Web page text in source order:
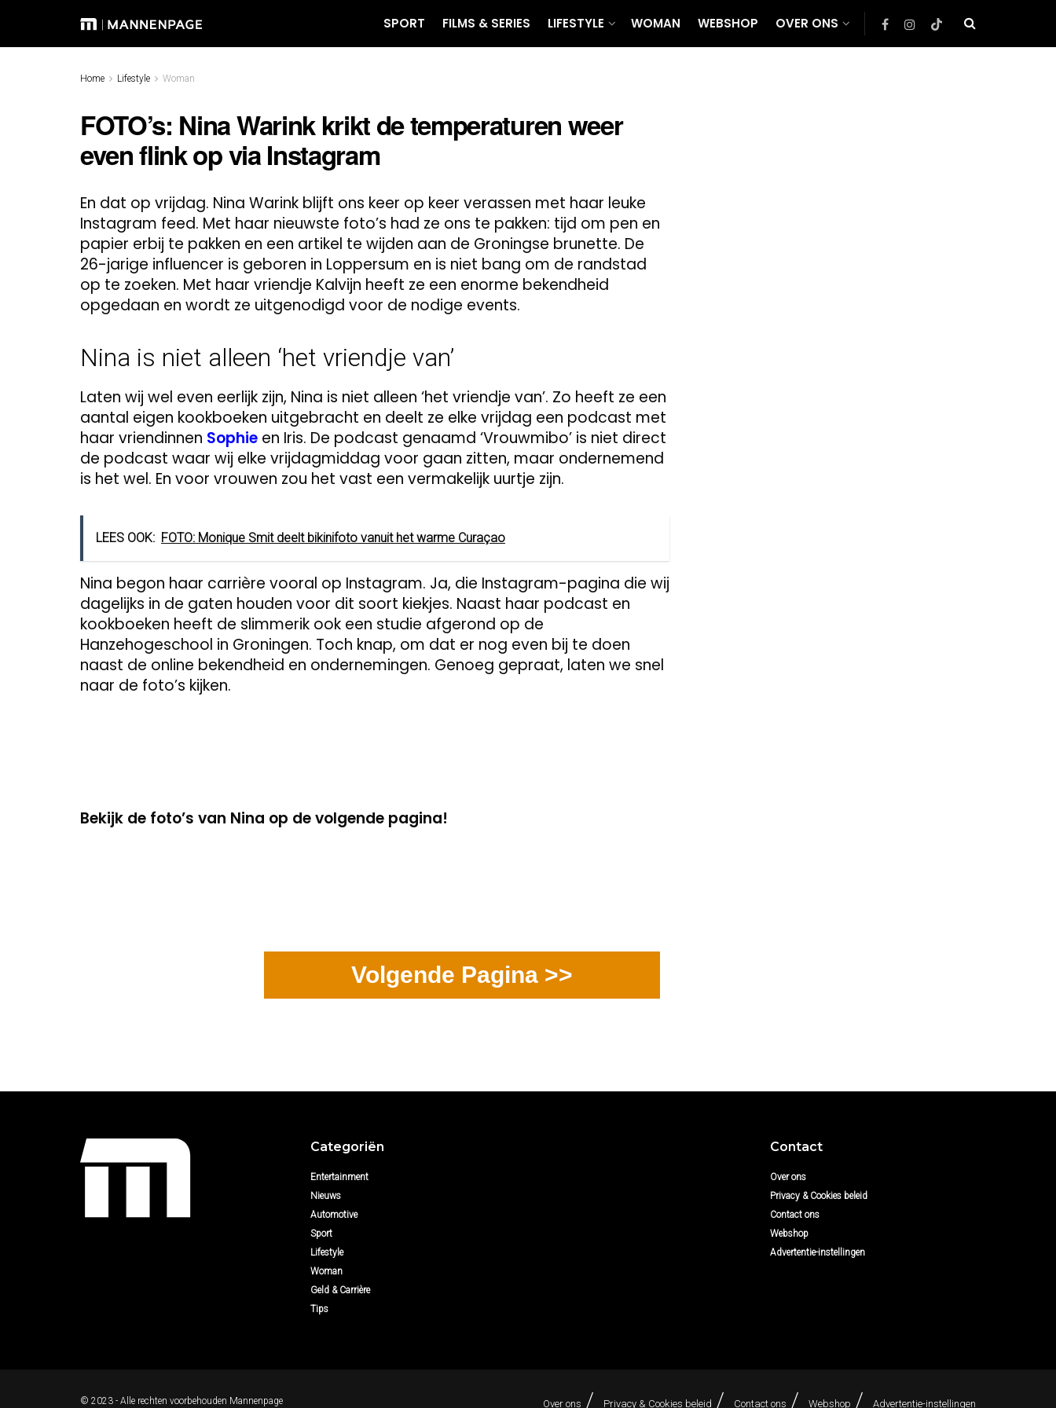
SPORT FILMS & SERIES LIFESTYLE WOMAN WEBSHOP OVER ONS
Home Lifestyle Woman
FOTO’s: Nina Warink krikt de temperaturen weer
even flink op via Instagram
En dat op vrijdag. Nina Warink blijft ons keer op keer verassen met haar leuke
Instagram feed. Met haar nieuwste foto’s had ze ons te pakken: tijd om pen en
papier erbij te pakken en een artikel te wijden aan de Groningse brunette. De
26-jarige influencer is geboren in Loppersum en is niet bang om de randstad
op te zoeken. Met haar vriendje Kalvijn heeft ze een enorme bekendheid
opgedaan en wordt ze uitgenodigd voor de nodige events.
Nina is niet alleen ‘het vriendje van’
Laten wij wel even eerlijk zijn, Nina is niet alleen ‘het vriendje van’. Zo heeft ze een
aantal eigen kookboeken uitgebracht en deelt ze elke vrijdag een podcast met
haar vriendinnen Sophie en Iris. De podcast genaamd ‘Vrouwmibo’ is niet direct
de podcast waar wij elke vrijdagmiddag voor gaan zitten, maar ondernemend
is het wel. En voor vrouwen zou het vast een vermakelijk uurtje zijn.
LEES OOK: FOTO: Monique Smit deelt bikinifoto vanuit het warme Curaçao
Nina begon haar carrière vooral op Instagram. Ja, die Instagram-pagina die wij
dagelijks in de gaten houden voor dit soort kiekjes. Naast haar podcast en
kookboeken heeft de slimmerik ook een studie afgerond op de
Hanzehogeschool in Groningen. Toch knap, om dat er nog even bij te doen
naast de online bekendheid en ondernemingen. Genoeg gepraat, laten we snel
naar de foto’s kijken.
Bekijk de foto’s van Nina op de volgende pagina!
Volgende Pagina >>
Categoriën
Entertainment
Nieuws
Automotive
Sport
Lifestyle
Woman
Geld & Carrière
Tips
Contact
Over ons
Privacy & Cookies beleid
Contact ons
Webshop
Advertentie-instellingen
Over ons Privacy & Cookies beleid Contact ons Webshop Advertentie-instellingen
© 2023 - Alle rechten voorbehouden Mannenpage